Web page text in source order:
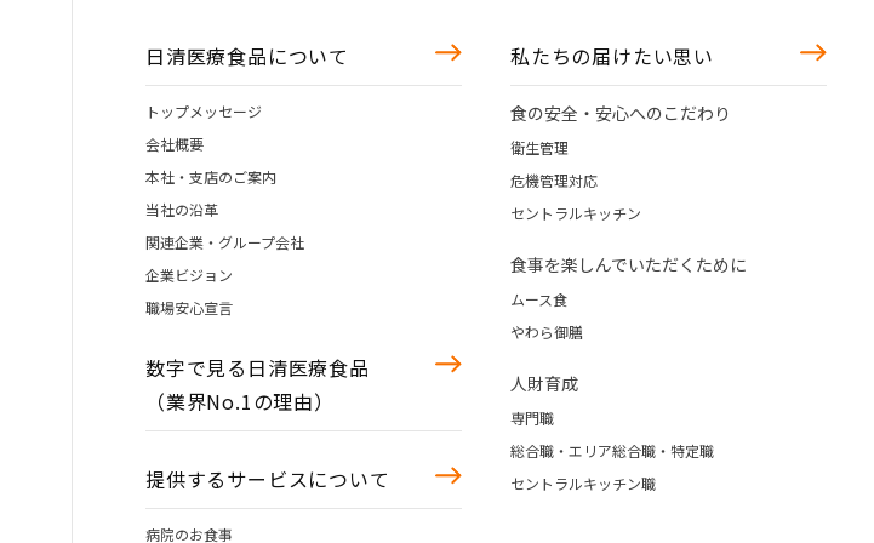
日清医療食品について
トップメッセージ
会社概要
本社・支店のご案内
当社の沿革
関連企業・グループ会社
企業ビジョン
職場安心宣言
数字で見る日清医療食品
（業界No.1の理由）
提供するサービスについて
病院のお食事
私たちの届けたい思い
食の安全・安心へのこだわり
衛生管理
危機管理対応
セントラルキッチン
食事を楽しんでいただくために
ムース食
やわら御膳
人財育成
専門職
総合職・エリア総合職・特定職
セントラルキッチン職